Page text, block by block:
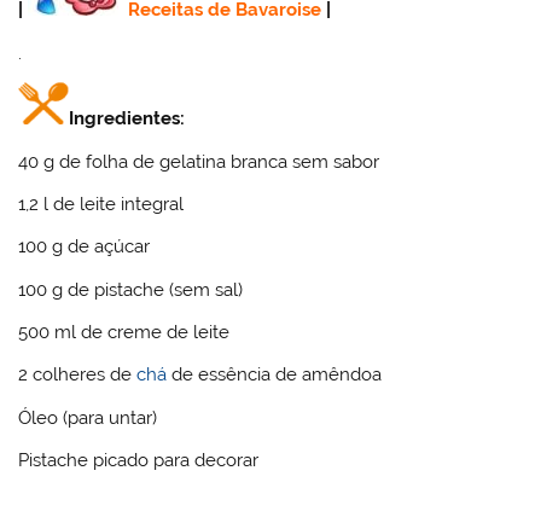
Receitas de Bavaroise
.
Ingredientes:
40 g de folha de gelatina branca sem sabor
1,2 l de leite integral
100 g de açúcar
100 g de pistache (sem sal)
500 ml de creme de leite
2 colheres dechá de essência de amêndoa
Óleo (para untar)
Pistache picado para decorar